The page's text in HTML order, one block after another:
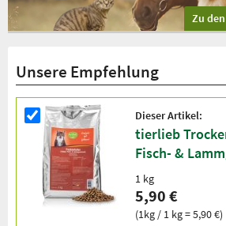
Zu
Unsere Empfehlung
Dieser Artikel:
tierlieb
Fisch- &
1 kg
5,90 €
(1kg / 1 kg = 5,90 €)